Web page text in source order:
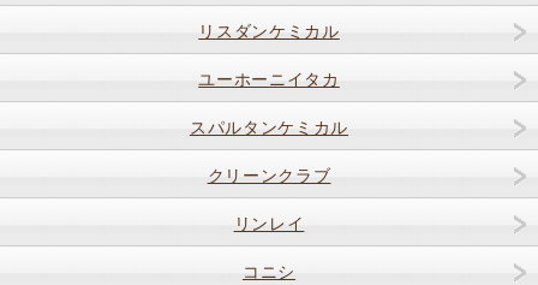
リスダンケミカル
ユーホーニイタカ
スパルタンケミカル
クリーンクラブ
リンレイ
コニシ